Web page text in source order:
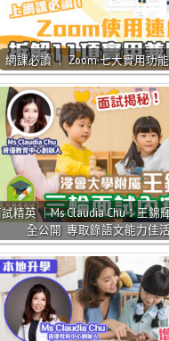
網課必讀 ｜ Zoom 七大實用功
精英 ｜Ms Claudia Chu：王錦
全公開 專取錄語文能力佳